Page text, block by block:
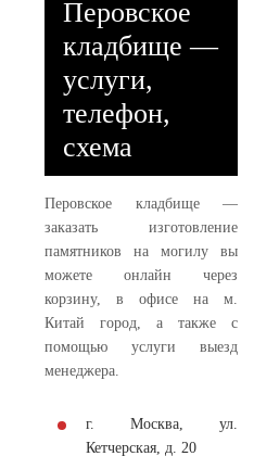
Перовское
кладбище —
услуги,
телефон,
схема
Перовское кладбище —
заказать изготовление
памятников на могилу вы
можете онлайн через
корзину, в офисе на м.
Китай город, а также с
помощью услуги выезд
менеджера.
г. Москва, ул.
Кетчерская, д. 20